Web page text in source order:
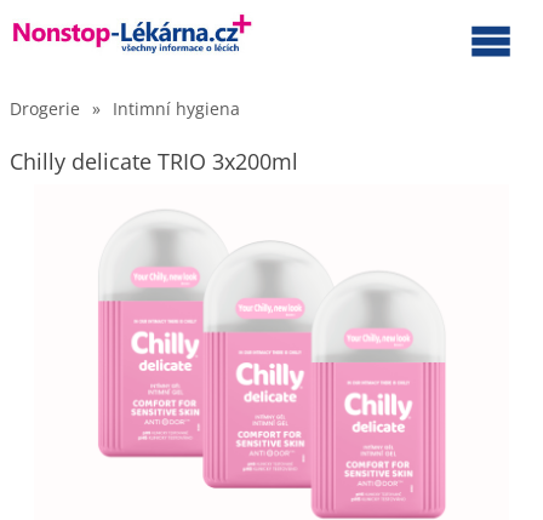
Drogerie » Intimní hygiena
Chilly delicate TRIO 3x200ml